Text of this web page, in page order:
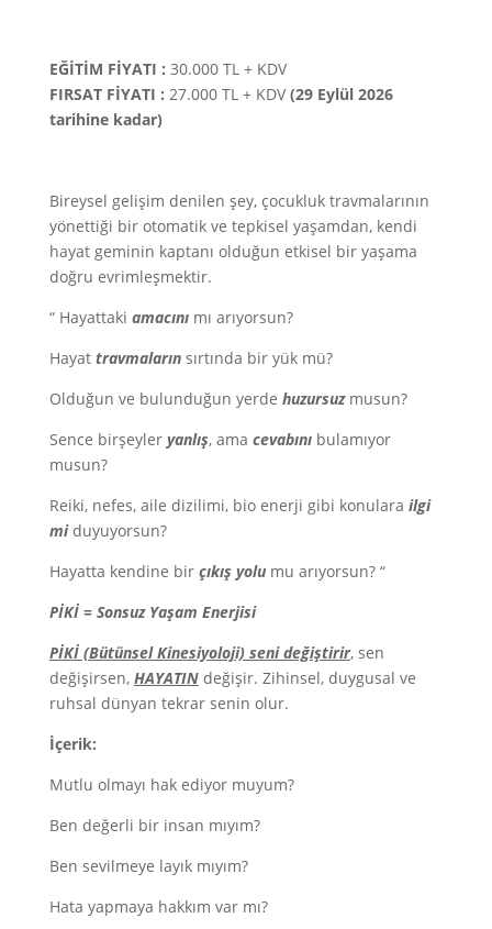
EĞİTİM FİYATI : 30.000 TL + KDV
FIRSAT FİYATI : 27.000 TL + KDV (29 Eylül 2026
tarihine kadar)
Bireysel gelişim denilen şey, çocukluk travmalarının
yönettiği bir otomatik ve tepkisel yaşamdan, kendi
hayat geminin kaptanı olduğun etkisel bir yaşama
doğru evrimleşmektir.
“ Hayattaki amacınımı arıyorsun?
Hayat travmalarınsırtında bir yük mü?
Olduğun ve bulunduğun yerde huzursuzmusun?
Sence birşeyler yanlış, ama cevabınıbulamıyor
musun?
Reiki, nefes, aile dizilimi, bio enerji gibi konulara ilgi
miduyuyorsun?
Hayatta kendine bir çıkış yolumu arıyorsun? “
PİKİ = Sonsuz Yaşam Enerjisi
PİKİ (Bütünsel Kinesiyoloji) seni değiştirir, sen
değişirsen, HAYATINdeğişir. Zihinsel, duygusal ve
ruhsal dünyan tekrar senin olur.
İçerik:
Mutlu olmayı hak ediyor muyum?
Ben değerli bir insan mıyım?
Ben sevilmeye layık mıyım?
Hata yapmaya hakkım var mı?